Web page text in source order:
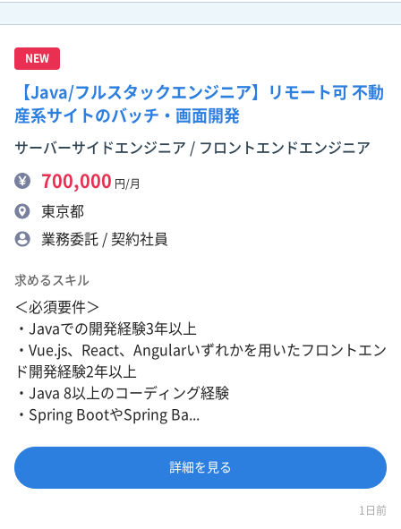
NEW
【Java/フルスタックエンジニア】リモート可 不動
産系サイトのバッチ・画面開発
サーバーサイドエンジニア / フロントエンドエンジニア
700,000 円/月
東京都
業務委託 / 契約社員
求めるスキル
＜必須要件＞
・Javaでの開発経験3年以上
・Vue.js、React、Angularいずれかを用いたフロントエン
ド開発経験2年以上
・Java 8以上のコーディング経験
・Spring BootやSpring Ba...
詳細を見る
1日前